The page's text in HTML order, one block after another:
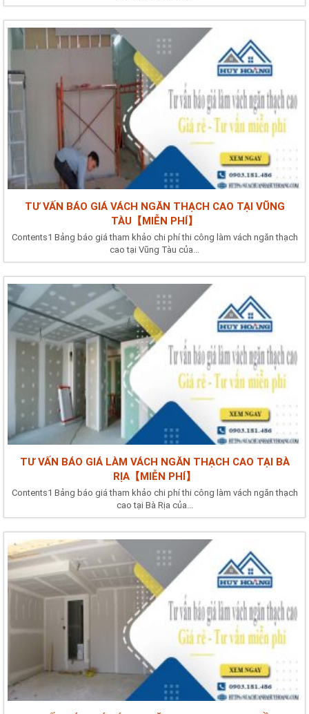
TƯ VẤN BÁO GIÁ VÁCH NGĂN THẠCH CAO TẠI VŨNG
TÀU【MIỄN PHÍ】
Contents1 Bảng báo giá tham khảo chi phí thi công làm vách ngăn thạch
cao tại Vũng Tàu của...
TƯ VẤN BÁO GIÁ LÀM VÁCH NGĂN THẠCH CAO TẠI BÀ
RỊA【MIỄN PHÍ】
Contents1 Bảng báo giá tham khảo chi phí thi công làm vách ngăn thạch
cao tại Bà Rịa của...